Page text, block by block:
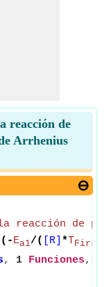
reacción de
Arrhenius
reacción de
(-Ea1/( [R] *T
, 1 Funciones,